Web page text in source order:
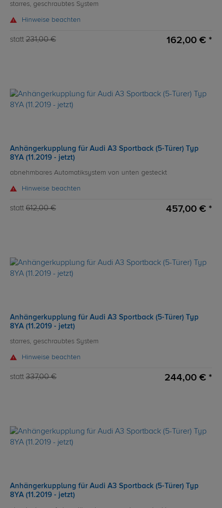
starres, geschraubtes System
Hinweise beachten
statt 231,00 € 162,00 € *
Anhängerkupplung für Audi A3 Sportback (5-Türer) Typ
8YA (11.2019 - jetzt)
abnehmbares Automatiksystem von unten gesteckt
Hinweise beachten
statt 612,00 € 457,00 € *
Anhängerkupplung für Audi A3 Sportback (5-Türer) Typ
8YA (11.2019 - jetzt)
starres, geschraubtes System
Hinweise beachten
statt 337,00 € 244,00 € *
Anhängerkupplung für Audi A3 Sportback (5-Türer) Typ
8YA (11.2019 - jetzt)